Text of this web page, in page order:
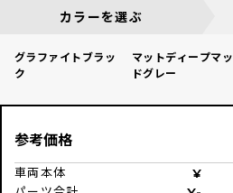
カラーを選ぶ
グラファイトブラッ
ク
マットディープマッ
ドグレー
参考価格
車両本体